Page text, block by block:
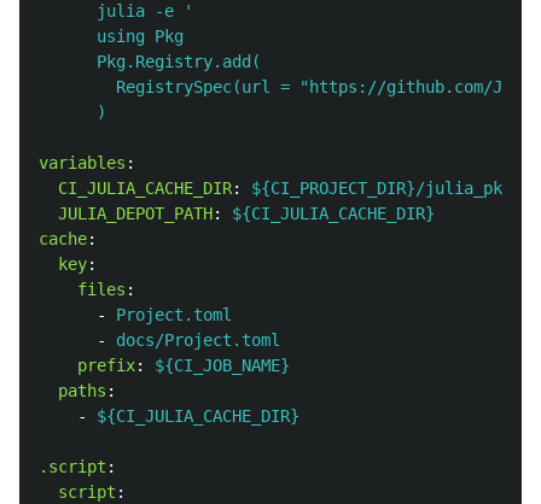
julia -e '
using Pkg
Pkg.Registry.add(
RegistrySpec(url = "https://github.com/
)
variables :
CI_JULIA_CACHE_DIR:
${CI_PROJECT_DIR}/julia_pkg
JULIA_DEPOT_PATH:
${CI_JULIA_CACHE_DIR}
cache:
key:
files :
-
Project.toml
-
docs/Project.toml
prefix:
${CI_JOB_NAME}
paths :
-
${CI_JULIA_CACHE_DIR}
.script :
script :